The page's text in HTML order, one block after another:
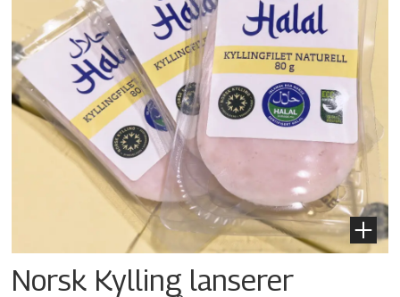
Norsk Kylling lanserer